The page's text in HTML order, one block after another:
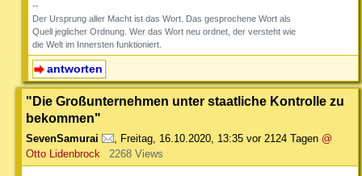
--
Der Ursprung aller Macht ist das Wort. Das gesprochene Wort als
Quell jeglicher Ordnung. Wer das Wort neu ordnet, der versteht wie
die Welt im Innersten funktioniert.
antworten
"Die Großunternehmen unter staatliche Kontrolle zu
bekommen"
SevenSamurai , Freitag, 16.10.2020, 13:35 vor 2124 Tagen @
Otto Lidenbrock
2268 Views